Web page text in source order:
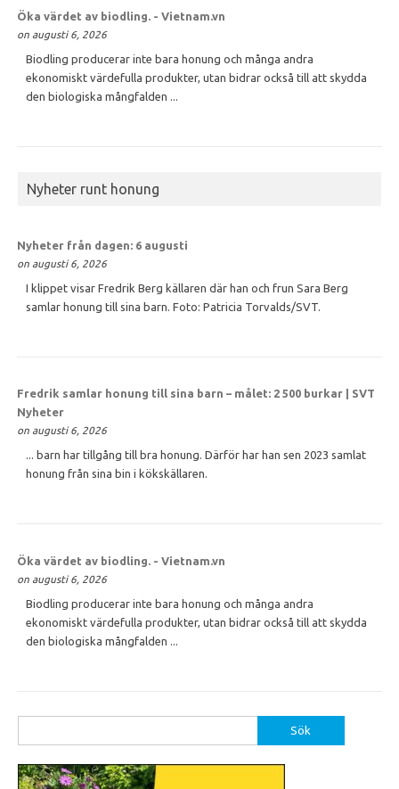
Öka värdet av biodling. - Vietnam.vn
on augusti 6, 2026
Biodling producerar inte bara honung och många andra
ekonomiskt värdefulla produkter, utan bidrar också till att skydda
den biologiska mångfalden ...
Nyheter runt honung
Nyheter från dagen: 6 augusti
on augusti 6, 2026
I klippet visar Fredrik Berg källaren där han och frun Sara Berg
samlar honung till sina barn. Foto: Patricia Torvalds/SVT.
Fredrik samlar honung till sina barn – målet: 2 500 burkar | SVT
Nyheter
on augusti 6, 2026
... barn har tillgång till bra honung. Därför har han sen 2023 samlat
honung från sina bin i kökskällaren.
Öka värdet av biodling. - Vietnam.vn
on augusti 6, 2026
Biodling producerar inte bara honung och många andra
ekonomiskt värdefulla produkter, utan bidrar också till att skydda
den biologiska mångfalden ...
efter: